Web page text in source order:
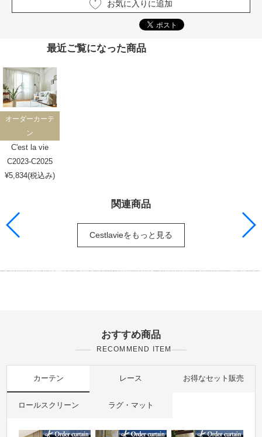
お気に入りに追加
関連商品
Cestlavieをもっと見る
最近ご覧になった商品
オーダーカーテ
ン
C'est la vie
C2023-C2025
¥5,834(税込み)
おすすめ商品
RECOMMEND ITEM
カーテン レース お得なセット販売
ロールスクリーン ラグ・マット